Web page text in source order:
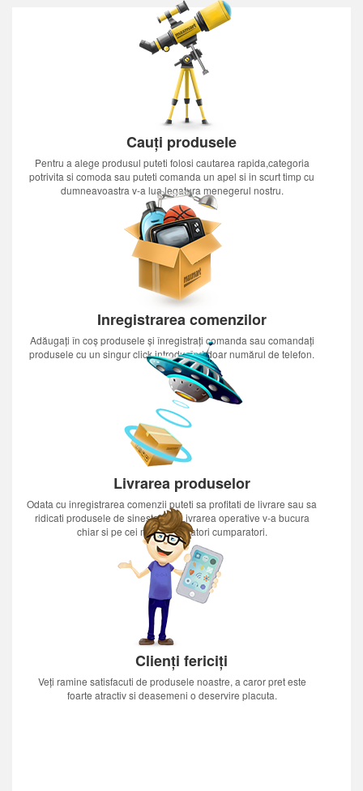
Cauți produsele
Pentru a alege produsul puteti folosi cautarea rapida,categoria
potrivita si comoda sau puteti comanda un apel si in scurt timp cu
dumneavoastra v-a lua legatura menegerul nostru.
Inregistrarea comenzilor
Adăugați în coș produsele și înregistrați comanda sau comandați
produsele cu un singur click introducînd doar numărul de telefon.
Livrarea produselor
Odata cu inregistrarea comenzii puteti sa profitati de livrare sau sa
ridicati produsele de sinestatator.Livrarea operative v-a bucura
chiar si pe cei mai nerabdatori cumparatori.
Clienți fericiți
Veți ramine satisfacuti de produsele noastre, a caror pret este
foarte atractiv si deasemeni o deservire placuta.